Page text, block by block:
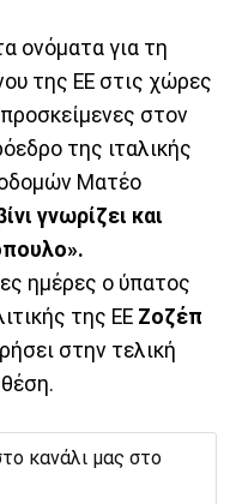
ονόματα για τη
της ΕΕ στις χώρες
στον
της ιταλικής
Ματέο
γνωρίζει και
ημέρες ο ύπατος
της ΕΕ Ζοζέπ
στην τελική
κανάλι μας στο